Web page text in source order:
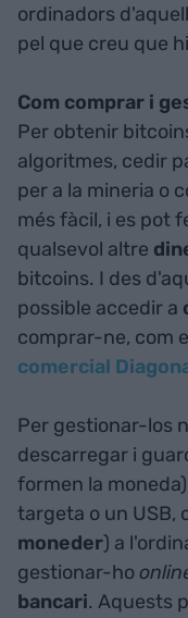
ordinadors
pel que creu que
Com comprar i
Per obtenir
algoritmes, cedir
per a la mineria o
més fàcil, i es pot
qualsevol altre
bitcoins. I des
possible accedir a
comprar-ne, com
comercial
Per gestionar-los
descarregar i
formen la
targeta o un USB,
moneder) a
gestionar-ho
bancari. Aquests